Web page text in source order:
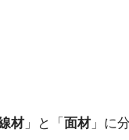
材」と「 面材」に